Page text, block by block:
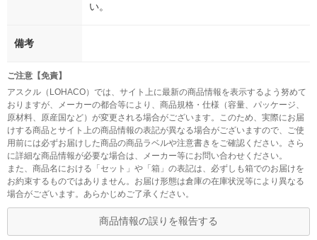
い。
備考
ご注意【免責】
アスクル（LOHACO）では、サイト上に最新の商品情報を表示するよう努めて
おりますが、メーカーの都合等により、商品規格・仕様（容量、パッケージ、
原材料、原産国など）が変更される場合がございます。このため、実際にお届
けする商品とサイト上の商品情報の表記が異なる場合がございますので、ご使
用前には必ずお届けした商品の商品ラベルや注意書きをご確認ください。さら
に詳細な商品情報が必要な場合は、メーカー等にお問い合わせください。
また、商品名における「セット」や「箱」の表記は、必ずしも箱でのお届けを
お約束するものではありません。お届け形態は倉庫の在庫状況等により異なる
場合がございます。あらかじめご了承ください。
商品情報の誤りを報告する